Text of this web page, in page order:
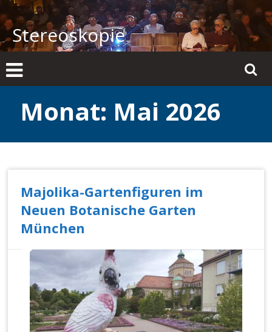
Zum
Inhalt
springen
Stereoskopie
Monat: Mai 2026
Majolika-Gartenfiguren im
Neuen Botanische Garten
München